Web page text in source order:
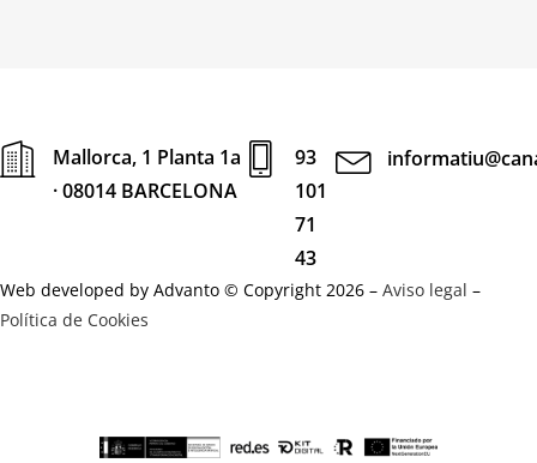
Mallorca, 1 Planta 1a
· 08014 BARCELONA
93
101
71
43
Web developed by Advanto © Copyright 2026 – Aviso legal –
Política de Cookies